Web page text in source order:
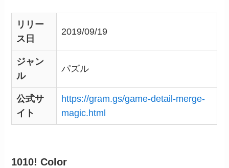
リリー
ス日
2019/09/19
ジャン
ル
パズル
公式サ
イト
https://gram.gs/game-detail-merge-
magic.html
1010! Color